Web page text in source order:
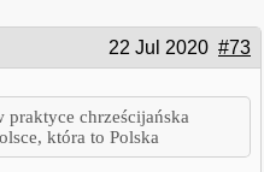
22 Jul 2020 #73
praktyce chrześcijańska
która to Polska